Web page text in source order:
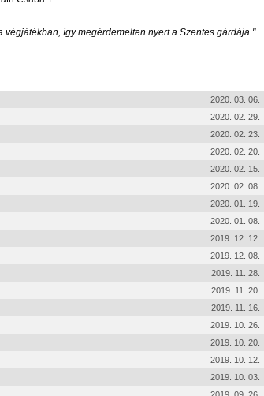
így megérdemelten nyert a Szentes gárdája.
2020. 03. 06.
2020. 02. 29.
2020. 02. 23.
2020. 02. 20.
2020. 02. 15.
2020. 02. 08.
2020. 01. 19.
2020. 01. 08.
2019. 12. 12.
2019. 12. 08.
2019. 11. 28.
2019. 11. 20.
2019. 11. 16.
2019. 10. 26.
2019. 10. 20.
2019. 10. 12.
2019. 10. 03.